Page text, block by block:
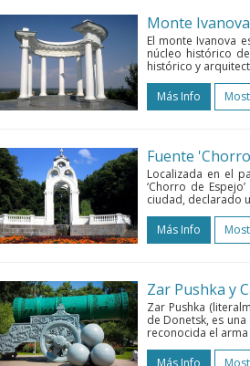
Monte Ivanova
El monte Ivanova
núcleo histórico
histórico y
Más Info
Fuente
Localizada en el
‘Chorro de
ciudad, declarado
Más Info
Zar Pushka y
Zar Pushka
de Donetsk, es
reconocida el arma
Más Info